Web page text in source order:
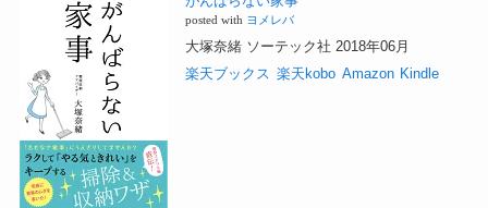
posted with ヨメレバ
大塚奈緒 ソーテック社 2018年06月
楽天ブックス 楽天kobo Amazon Kindle